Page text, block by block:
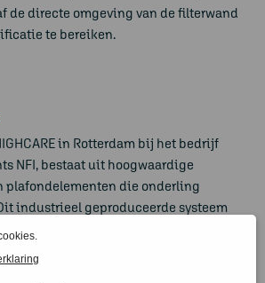
de directe omgeving van de filterwand
te bereiken.
in Rotterdam bij het bedrijf
NFI, bestaat uit hoogwaardige
plafondelementen die onderling
industrieel geproduceerde systeem
in elkaar gezet. Het ontwerp voldoet